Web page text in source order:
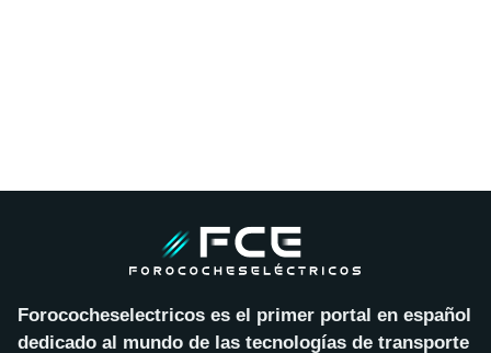
Forococheselectricos es el primer portal en español
dedicado al mundo de las tecnologías de transporte